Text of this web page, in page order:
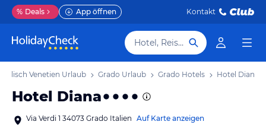
% Deals App öffnen Kontakt
Hotel, Reiseziel
Julisch Venetien Urlaub Grado Urlaub Grado Hotels Hotel Diana
Hotel Diana
Via Verdi 1 34073 Grado Italien Auf Karte anzeigen